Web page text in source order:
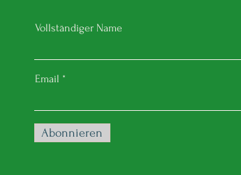
Vollständiger Name
Email
Abonnieren